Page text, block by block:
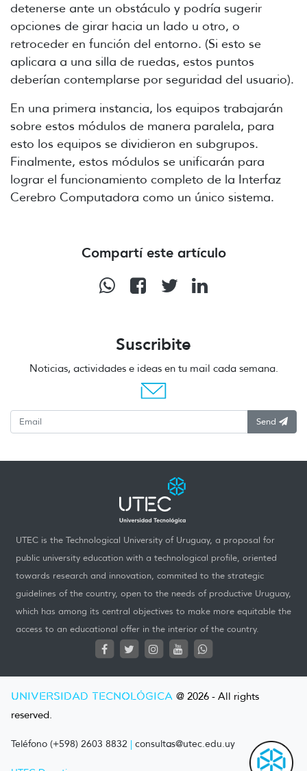
detenerse ante un obstáculo y podría sugerir
opciones de girar hacia un lado u otro, o
retroceder en función del entorno. (Si esto se
aplicara a una silla de ruedas, estos puntos
deberían contemplarse por seguridad del usuario).
En una primera instancia, los equipos trabajarán
sobre estos módulos de manera paralela, para
esto los equipos se dividieron en subgrupos.
Finalmente, estos módulos se unificarán para
lograr el funcionamiento completo de la Interfaz
Cerebro Computadora como un único sistema.
Compartí este artículo
Suscribite
Noticias, actividades e ideas en tu mail cada semana.
Send
UTEC is the Technological University of Uruguay, a proposal for
public university education with a technological profile, oriented
towards research and innovation, commited to the strategic
guidelines of the country, open to the needs of productive Uruguay,
which has among its central objectives to make more equitable the
access to an educational offer in the interior of the country.
UNIVERSIDAD TECNOLÓGICA @ 2026 - All rights
reserved.
Teléfono (+598) 2603 8832 | consultas@utec.edu.uy